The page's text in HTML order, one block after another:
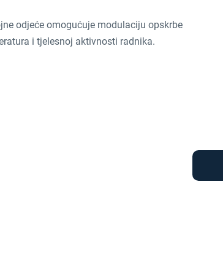
odjeće omogućuje modulaciju opskrbe
i tjelesnoj aktivnosti radnika.